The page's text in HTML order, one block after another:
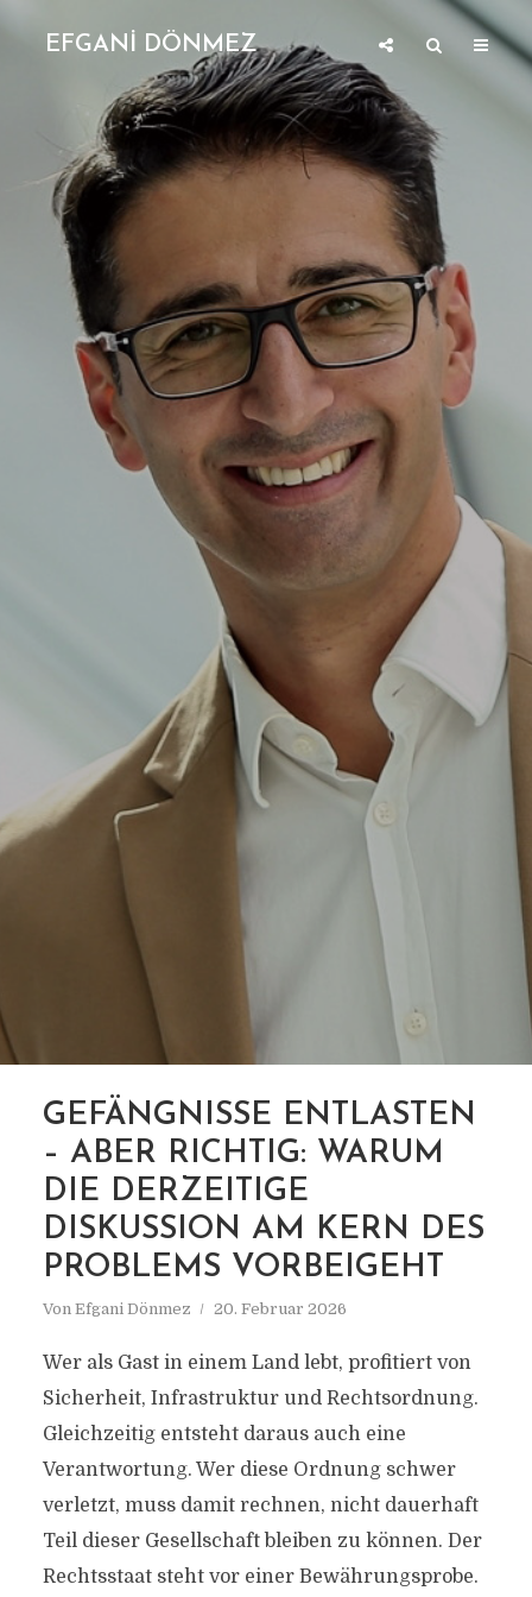
EFGANİ DÖNMEZ
MARKIERUNG
FUSSFESSEL
GEFÄNGNISSE ENTLASTEN
– ABER RICHTIG: WARUM
DIE DERZEITIGE
DISKUSSION AM KERN DES
PROBLEMS VORBEIGEHT
Von Efgani Dönmez 20. Februar 2026
Wer als Gast in einem Land lebt, profitiert von
Sicherheit, Infrastruktur und Rechtsordnung.
Gleichzeitig entsteht daraus auch eine
Verantwortung. Wer diese Ordnung schwer
verletzt, muss damit rechnen, nicht dauerhaft
Teil dieser Gesellschaft bleiben zu können. Der
Rechtsstaat steht vor einer Bewährungsprobe.